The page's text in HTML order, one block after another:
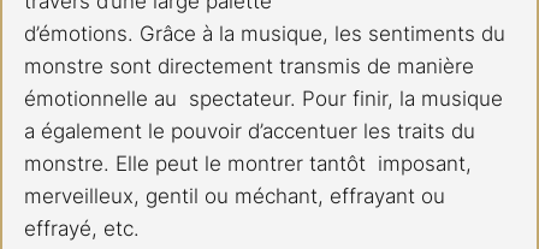
d’émotions. Grâce à la musique, les sentiments du
monstre sont directement transmis de manière
émotionnelle au  spectateur. Pour finir, la musique
a également le pouvoir d’accentuer les traits du
monstre. Elle peut le montrer tantôt  imposant,
merveilleux, gentil ou méchant, effrayant ou
effrayé, etc.